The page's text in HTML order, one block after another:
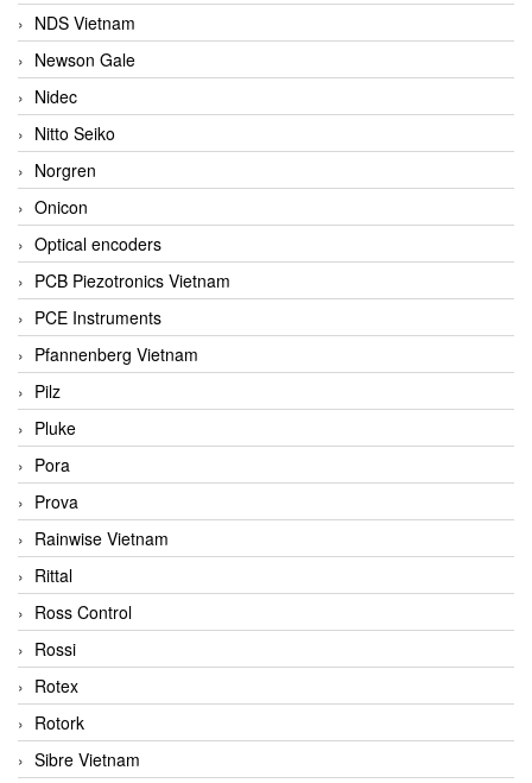
NDS Vietnam
Newson Gale
Nidec
Nitto Seiko
Norgren
Onicon
Optical encoders
PCB Piezotronics Vietnam
PCE Instruments
Pfannenberg Vietnam
Pilz
Pluke
Pora
Prova
Rainwise Vietnam
Rittal
Ross Control
Rossi
Rotex
Rotork
Sibre Vietnam